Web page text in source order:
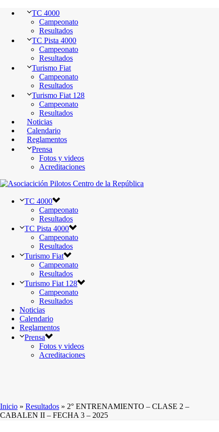
TC 4000
Campeonato
Resultados
TC Pista 4000
Campeonato
Resultados
Turismo Fiat
Campeonato
Resultados
Turismo Fiat 128
Campeonato
Resultados
Noticias
Calendario
Reglamentos
Prensa
Fotos y videos
Acreditaciones
TC 4000
Campeonato
Resultados
TC Pista 4000
Campeonato
Resultados
Turismo Fiat
Campeonato
Resultados
Turismo Fiat 128
Campeonato
Resultados
Noticias
Calendario
Reglamentos
Prensa
Fotos y videos
Acreditaciones
Inicio » Resultados » 2° ENTRENAMIENTO – CLASE 2 –
CABALEN II – FECHA 3 – 2025